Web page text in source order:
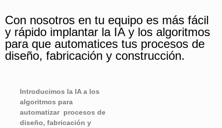
Con nosotros en tu equipo es más fácil
y rápido implantar la IA y los algoritmos
para que automatices tus procesos de
diseño, fabricación y construcción.
Introducimos la IA a los
algoritmos para
automatizar procesos de
diseño, fabricación y